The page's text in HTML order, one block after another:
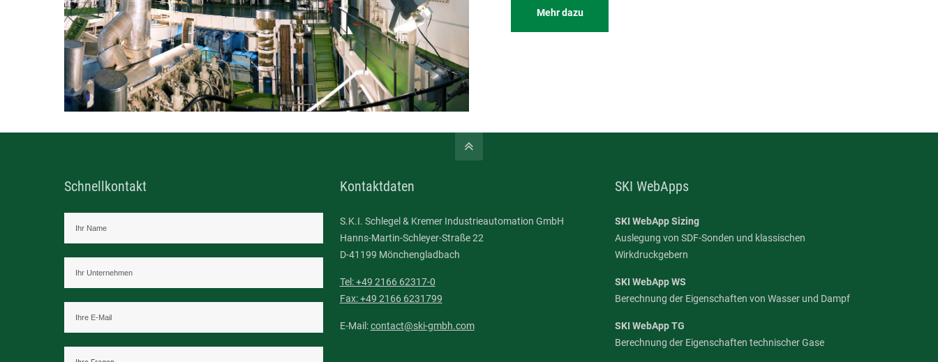
Mehr dazu
Schnellkontakt Kontaktdaten
S.K.I. Schlegel & Kremer Industrieautomation GmbH
Hanns-Martin-Schleyer-Straße 22
D-41199 Mönchengladbach
Tel: +49 2166 62317-0
Fax: +49 2166 6231799
E-Mail:contact@ski-gmbh.com
SKI WebApps
SKI WebApp Sizing
Auslegung von SDF-Sonden und klassischen
Wirkdruckgebern
SKI WebApp WS
Berechnung der Eigenschaften von Wasser und Dampf
SKI WebApp TG
Berechnung der Eigenschaften technischer Gase